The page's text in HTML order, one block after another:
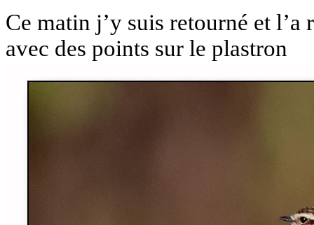
Ce matin j’y suis retourné et
avec des points sur le plastron